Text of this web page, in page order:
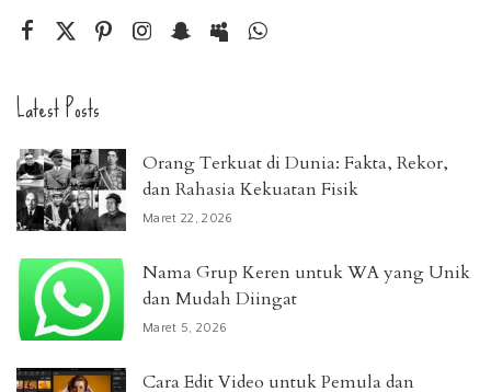
Latest Posts
Orang Terkuat di Dunia: Fakta, Rekor,
dan Rahasia Kekuatan Fisik
Maret 22, 2026
Nama Grup Keren untuk WA yang Unik
dan Mudah Diingat
Maret 5, 2026
Cara Edit Video untuk Pemula dan